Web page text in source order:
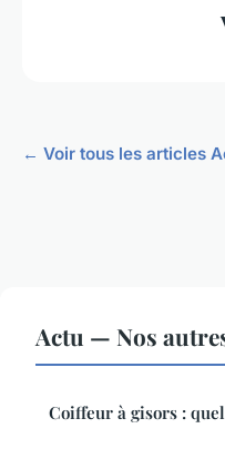
← Voir tous les articles
Actu — Nos
Coiffeur à gisors :